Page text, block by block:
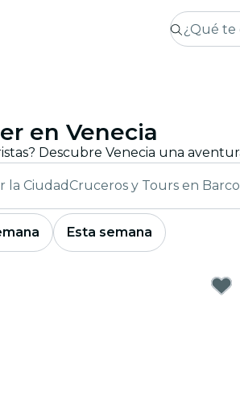
en Venecia
la Ciudad Cruceros y Tours en Barco
Esta semana